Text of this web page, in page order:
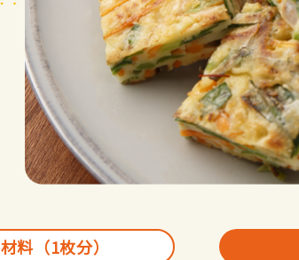
材料（1枚分）